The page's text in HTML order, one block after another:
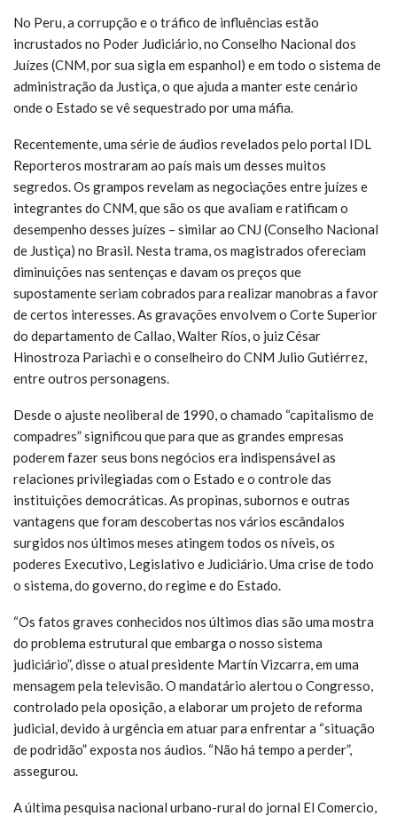
No Peru, a corrupção e o tráfico de influências estão
incrustados no Poder Judiciário, no Conselho Nacional dos
Juízes (CNM, por sua sigla em espanhol) e em todo o sistema de
administração da Justiça, o que ajuda a manter este cenário
onde o Estado se vê sequestrado por uma máfia.
Recentemente, uma série de áudios revelados pelo portal IDL
Reporteros mostraram ao país mais um desses muitos
segredos. Os grampos revelam as negociações entre juízes e
integrantes do CNM, que são os que avaliam e ratificam o
desempenho desses juízes – similar ao CNJ (Conselho Nacional
de Justiça) no Brasil. Nesta trama, os magistrados ofereciam
diminuições nas sentenças e davam os preços que
supostamente seriam cobrados para realizar manobras a favor
de certos interesses. As gravações envolvem o Corte Superior
do departamento de Callao, Walter Ríos, o juiz César
Hinostroza Pariachi e o conselheiro do CNM Julio Gutiérrez,
entre outros personagens.
Desde o ajuste neoliberal de 1990, o chamado “capitalismo de
compadres” significou que para que as grandes empresas
poderem fazer seus bons negócios era indispensável as
relaciones privilegiadas com o Estado e o controle das
instituições democráticas. As propinas, subornos e outras
vantagens que foram descobertas nos vários escândalos
surgidos nos últimos meses atingem todos os níveis, os
poderes Executivo, Legislativo e Judiciário. Uma crise de todo
o sistema, do governo, do regime e do Estado.
“Os fatos graves conhecidos nos últimos dias são uma mostra
do problema estrutural que embarga o nosso sistema
judiciário”, disse o atual presidente Martín Vizcarra, em uma
mensagem pela televisão. O mandatário alertou o Congresso,
controlado pela oposição, a elaborar um projeto de reforma
judicial, devido à urgência em atuar para enfrentar a “situação
de podridão” exposta nos áudios. “Não há tempo a perder”,
assegurou.
A última pesquisa nacional urbano-rural do jornal El Comercio,